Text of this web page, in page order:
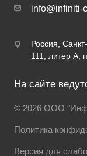
info@infiniti-
Россия,
111, литер А,
На сайте
© 2026 ООО
Политика
Версия для